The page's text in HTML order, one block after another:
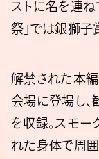
ストに名を連ね
祭」では銀獅子
解禁された本編
会場に登場し、
を収録。スモー
れた身体で周囲